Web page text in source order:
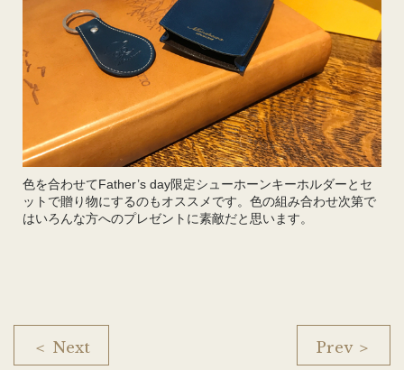
色を合わせてFather’s day限定シューホーンキーホルダーとセ
ットで贈り物にするのもオススメです。色の組み合わせ次第で
はいろんな方へのプレゼントに素敵だと思います。
＜ Next Prev ＞